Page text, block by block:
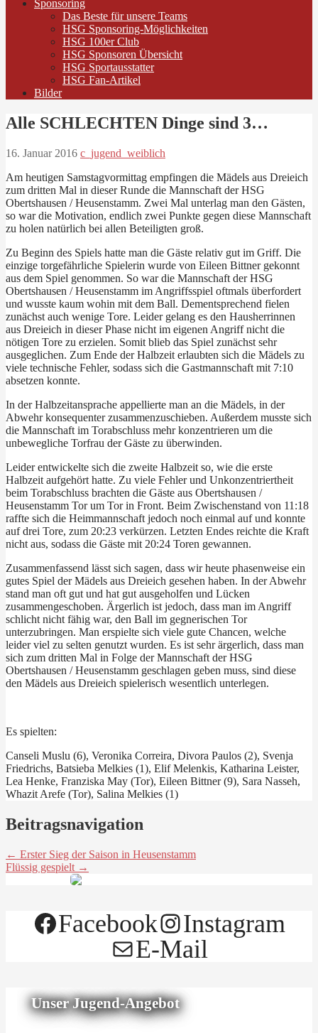
Sponsoring
Das Beste für unsere Teams
HSG Sponsoring-Möglichkeiten
HSG 100er Club
HSG Sponsoren Übersicht
HSG Sportausstatter
HSG Fan-Artikel
Bilder
Alle SCHLECHTEN Dinge sind 3…
16. Januar 2016 c_jugend_weiblich
Am heutigen Samstagvormittag empfingen die Mädels aus Dreieich
zum dritten Mal in dieser Runde die Mannschaft der HSG
Obertshausen / Heusenstamm. Zwei Mal unterlag man den Gästen,
so war die Motivation, endlich zwei Punkte gegen diese Mannschaft
zu holen natürlich bei allen Beteiligten groß.
Zu Beginn des Spiels hatte man die Gäste relativ gut im Griff. Die
einzige torgefährliche Spielerin wurde von Eileen Bittner gekonnt
aus dem Spiel genommen. So war die Mannschaft der HSG
Obertshausen / Heusenstamm im Angriffsspiel oftmals überfordert
und wusste kaum wohin mit dem Ball. Dementsprechend fielen
zunächst auch wenige Tore. Leider gelang es den Hausherrinnen
aus Dreieich in dieser Phase nicht im eigenen Angriff nicht die
nötigen Tore zu erzielen. Somit blieb das Spiel zunächst sehr
ausgeglichen. Zum Ende der Halbzeit erlaubten sich die Mädels zu
viele technische Fehler, sodass sich die Gastmannschaft mit 7:10
absetzen konnte.
In der Halbzeitansprache appellierte man an die Mädels, in der
Abwehr konsequenter zusammenzuschieben. Außerdem musste sich
die Mannschaft im Torabschluss mehr konzentrieren um die
unbewegliche Torfrau der Gäste zu überwinden.
Leider entwickelte sich die zweite Halbzeit so, wie die erste
Halbzeit aufgehört hatte. Zu viele Fehler und Unkonzentriertheit
beim Torabschluss brachten die Gäste aus Obertshausen /
Heusenstamm Tor um Tor in Front. Beim Zwischenstand von 11:18
raffte sich die Heimmannschaft jedoch noch einmal auf und konnte
auf drei Tore, zum 20:23 verkürzen. Letzten Endes reichte die Kraft
nicht aus, sodass die Gäste mit 20:24 Toren gewannen.
Zusammenfassend lässt sich sagen, dass wir heute phasenweise ein
gutes Spiel der Mädels aus Dreieich gesehen haben. In der Abwehr
stand man oft gut und hat gut ausgeholfen und Lücken
zusammengeschoben. Ärgerlich ist jedoch, dass man im Angriff
schlicht nicht fähig war, den Ball im gegnerischen Tor
unterzubringen. Man erspielte sich viele gute Chancen, welche
leider viel zu selten genutzt wurden. Es ist sehr ärgerlich, dass man
sich zum dritten Mal in Folge der Mannschaft der HSG
Obertshausen / Heusenstamm geschlagen geben muss, sind diese
den Mädels aus Dreieich spielerisch wesentlich unterlegen.
Es spielten:
Canseli Muslu (6), Veronika Correira, Divora Paulos (2), Svenja
Friedrichs, Batsieba Melkies (1), Elif Melenkis, Katharina Leister,
Lea Henke, Franziska May (Tor), Eileen Bittner (9), Sara Nasseh,
Whazit Arefe (Tor), Salina Melkies (1)
Beitragsnavigation
← Erster Sieg der Saison in Heusenstamm
Flüssig gespielt →
Facebook
Instagram
E-Mail
Unser Jugend-Angebot